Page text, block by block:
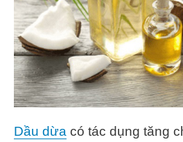
Dầu dừa có tác dụng tăng